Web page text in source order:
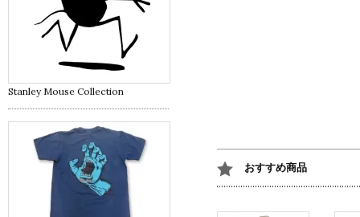
おすすめ商品
Stanley Mouse Collection